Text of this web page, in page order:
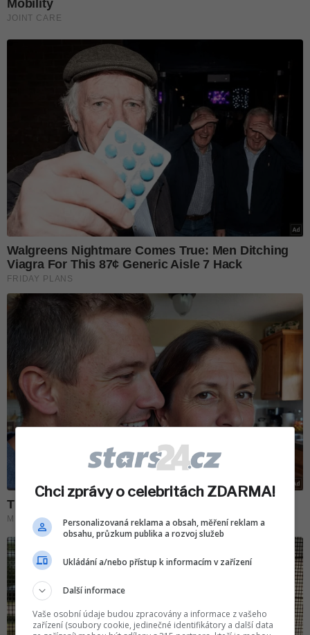
Chci zprávy o celebritách ZDARMA!
Personalizovaná reklama a obsah, měření reklam a
obsahu, průzkum publika a rozvoj služeb
Ukládání a/nebo přístup k informacím v zařízení
Další informace
Vaše osobní údaje budou zpracovány a informace z vašeho
zařízení (soubory cookie, jedinečné identifikátory a další data